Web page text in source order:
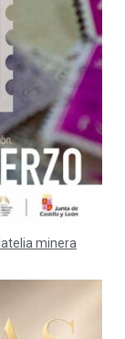
minera